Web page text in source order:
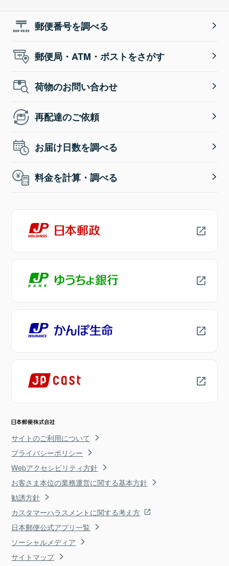
郵便番号を調べる
郵便局・ATM・ポストをさがす
荷物のお問い合わせ
再配達のご依頼
お届け日数を調べる
料金を計算・調べる
サイトのご利用について
プライバシーポリシー
Webアクセシビリティ方針
お客さま本位の業務運営に関する基本方針
勧誘方針
カスタマーハラスメントに関する考え方
日本郵便公式アプリ一覧
ソーシャルメディア
サイトマップ